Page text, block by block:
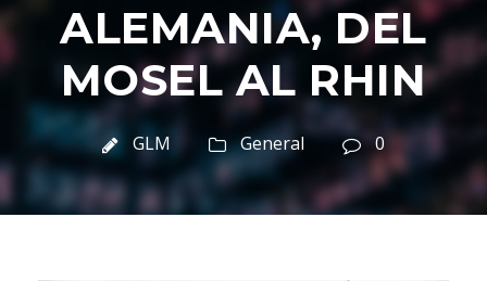
ALEMANIA, DEL
MOSEL AL RHIN
GLM General 0